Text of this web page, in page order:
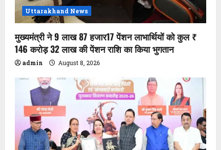
Uttarakhand News
मुख्यमंत्री ने 9 लाख 87 हजार17 पेंशन लाभार्थियों को कुल ₹
146 करोड़ 32 लाख की पेंशन राशि का किया भुगतान
admin August 8, 2026